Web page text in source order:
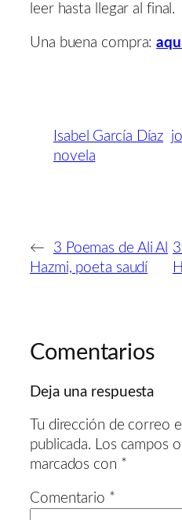
leer hasta llegar al final.
Una buena compra:
Isabel García Díaz
novela
←
3 Poemas de Ali Al
Hazmi, poeta saudí
Comentarios
Deja una respuesta
Tu dirección de correo
publicada.
Los campos
marcados con *
Comentario *